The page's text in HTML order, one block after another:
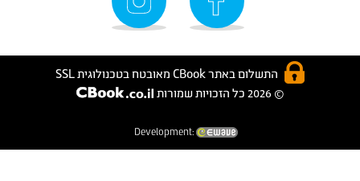
התשלום באתר CBook מאובטח בטכנולוגית SSL
© 2026 כל הזכויות שמורות
Development: